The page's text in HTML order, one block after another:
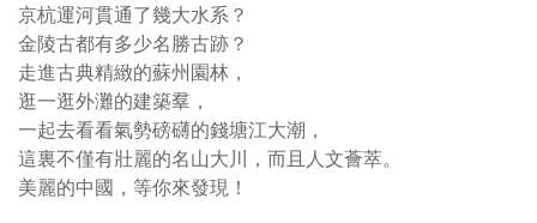
京杭運河貫通了幾大水系？
金陵古都有多少名勝古跡？
走進古典精緻的蘇州園林，
逛一逛外灘的建築羣，
一起去看看氣勢磅礴的錢塘江大潮，
這裏不僅有壯麗的名山大川，而且人文薈萃。
美麗的中國，等你來發現！